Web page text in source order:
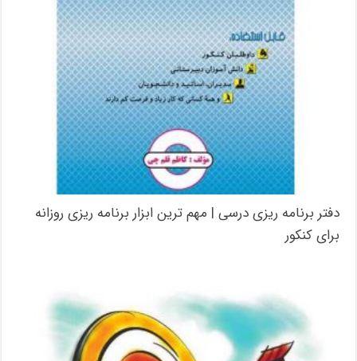
دفتر برنامه ریزی درسی | مهم ترین ابزار برنامه ریزی روزانه
برای کنکور